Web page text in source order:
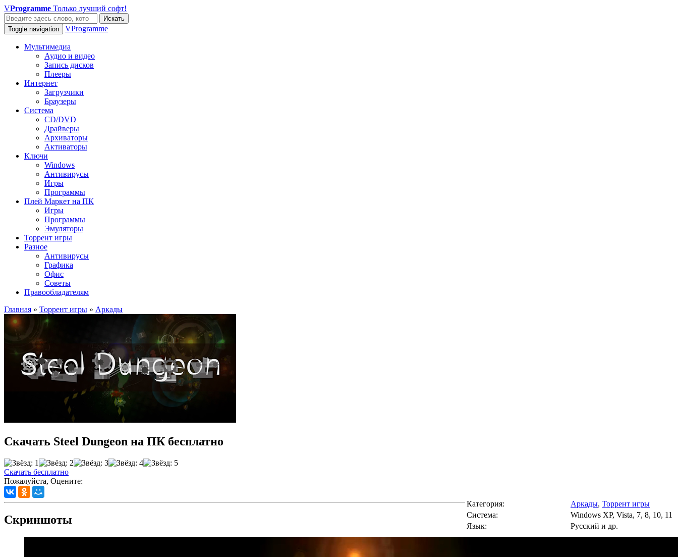
VProgramme Только лучший софт!
Искать
Toggle navigation
VProgramme
Мультимедиа
Аудио и видео
Запись дисков
Плееры
Интернет
Загрузчики
Браузеры
Система
CD/DVD
Драйверы
Архиваторы
Активаторы
Ключи
Windows
Антивирусы
Игры
Программы
Плей Маркет на ПК
Игры
Программы
Эмуляторы
Торрент игры
Разное
Антивирусы
Графика
Офис
Советы
Правообладателям
Главная » Торрент игры » Аркады
Скачать Steel Dungeon на ПК бесплатно
Скачать бесплатно
Пожалуйста, Оцените:
Категория: Аркады, Торрент игры
Cистема:
Windows XP, Vista, 7, 8, 10, 11
Язык:
Русский и др.
Скриншоты